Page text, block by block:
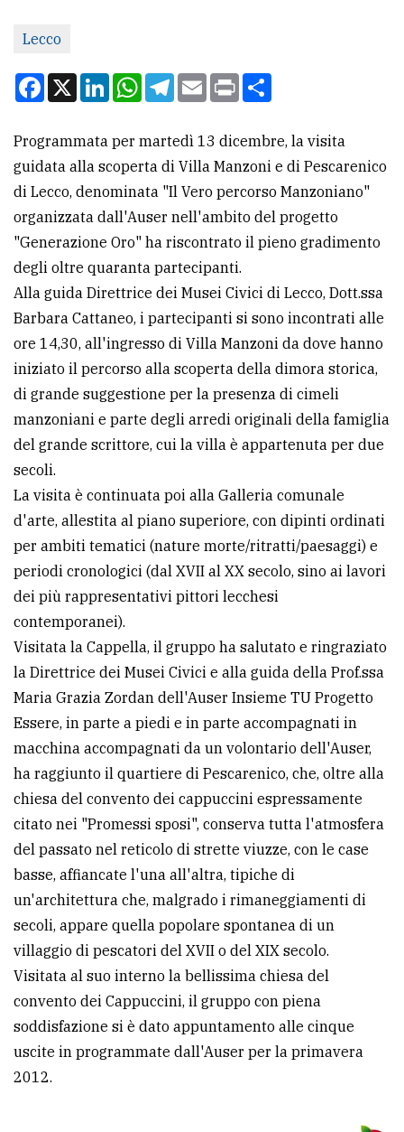
Scrivici
Per
la
pubblicità
CERCA
Cerca
per
comune
Ricerca
avanzata
LE
ALTRE
TESTATE
PRIVACY
Privacy
Cookie
policy
Lecco
Facebook
X LinkedInWhatsApp
Telegram
EmailPrint
Programmata per martedì 13 dicembre, la visita
guidata alla scoperta di Villa Manzoni e di Pescarenico
di Lecco, denominata "Il Vero percorso Manzoniano"
organizzata dall'Auser nell'ambito del progetto
"Generazione Oro" ha riscontrato il pieno gradimento
degli oltre quaranta partecipanti.
Alla guida Direttrice dei Musei Civici di Lecco, Dott.ssa
Barbara Cattaneo, i partecipanti si sono incontrati alle
ore 14,30, all'ingresso di Villa Manzoni da dove hanno
iniziato il percorso alla scoperta della dimora storica,
di grande suggestione per la presenza di cimeli
manzoniani e parte degli arredi originali della famiglia
del grande scrittore, cui la villa è appartenuta per due
secoli.
La visita è continuata poi alla Galleria comunale
d'arte, allestita al piano superiore, con dipinti ordinati
per ambiti tematici (nature morte/ritratti/paesaggi) e
periodi cronologici (dal XVII al XX secolo, sino ai lavori
dei più rappresentativi pittori lecchesi
contemporanei).
Visitata la Cappella, il gruppo ha salutato e ringraziato
la Direttrice dei Musei Civici e alla guida della Prof.ssa
Maria Grazia Zordan dell'Auser Insieme TU Progetto
Essere, in parte a piedi e in parte accompagnati in
macchina accompagnati da un volontario dell'Auser,
ha raggiunto il quartiere di Pescarenico, che, oltre alla
chiesa del convento dei cappuccini espressamente
citato nei "Promessi sposi", conserva tutta l'atmosfera
del passato nel reticolo di strette viuzze, con le case
basse, affiancate l'una all'altra, tipiche di
un'architettura che, malgrado i rimaneggiamenti di
secoli, appare quella popolare spontanea di un
villaggio di pescatori del XVII o del XIX secolo.
Visitata al suo interno la bellissima chiesa del
convento dei Cappuccini, il gruppo con piena
soddisfazione si è dato appuntamento alle cinque
uscite in programmate dall'Auser per la primavera
2012.